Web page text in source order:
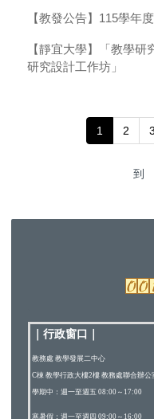
【教發公告】115學年
【靜宜大學】「教學
研究設計工作坊」
1 2 3
到
｜行政窗口
教務處 教學發展二中
C棟 教學行政大樓2樓 教務處聯合辦公
學期中：週一至週五 08:00～17:00
寒暑假：週一至週四 09:00～16:00